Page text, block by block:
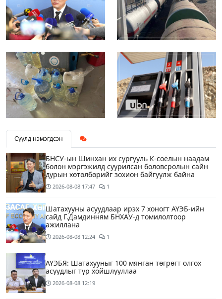
Сүүлд нэмэгдсэн
БНСУ-ын Шинхан их сургууль К-соёлын наадам
болон мэргэжилд суурилсан боловсролын сайн
дурын хөтөлбөрийг зохион байгуулж байна
2026-08-08 17:47 1
Шатахууны асуудлаар ирэх 7 хоногт АҮЭБ-ийн
сайд Г.Дамдинням БНХАУ-д томилолтоор
ажиллана
2026-08-08 12:24 1
АҮЭБЯ: Шатахууныг 100 мянган төгрөгт олгох
асуудлыг түр хойшлууллаа
2026-08-08 12:19